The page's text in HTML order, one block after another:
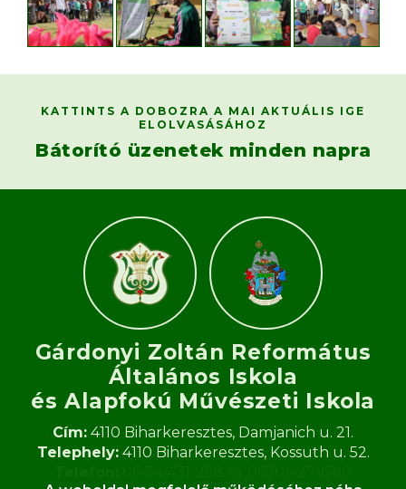
KATTINTS A DOBOZRA A MAI AKTUÁLIS IGE
ELOLVASÁSÁHOZ
Bátorító üzenetek minden napra
Gárdonyi Zoltán Református
Általános Iskola
és Alapfokú Művészeti Iskola​
Cím: 4110 Biharkeresztes, Damjanich u. 21.
Telephely:4110 Biharkeresztes, Kossuth u. 52.